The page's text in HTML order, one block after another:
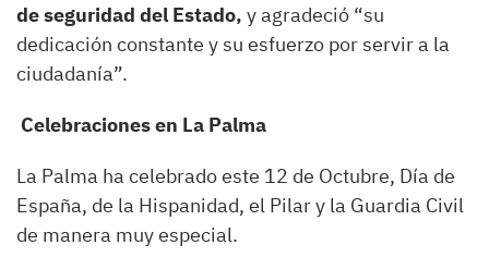
de seguridad del Estado, y agradeció “su
dedicación constante y su esfuerzo por servir a la
ciudadanía”.
Celebraciones en La Palma
La Palma ha celebrado este 12 de Octubre, Día de
España, de la Hispanidad, el Pilar y la Guardia Civil
de manera muy especial.